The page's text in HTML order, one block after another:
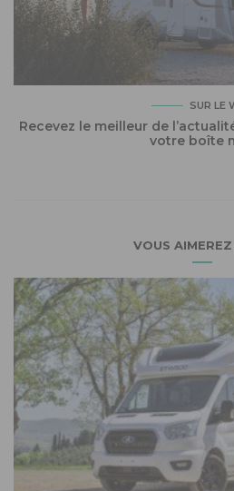
SUR LE
Recevez le meilleur de
votre boîte
VOUS AIMEREZ